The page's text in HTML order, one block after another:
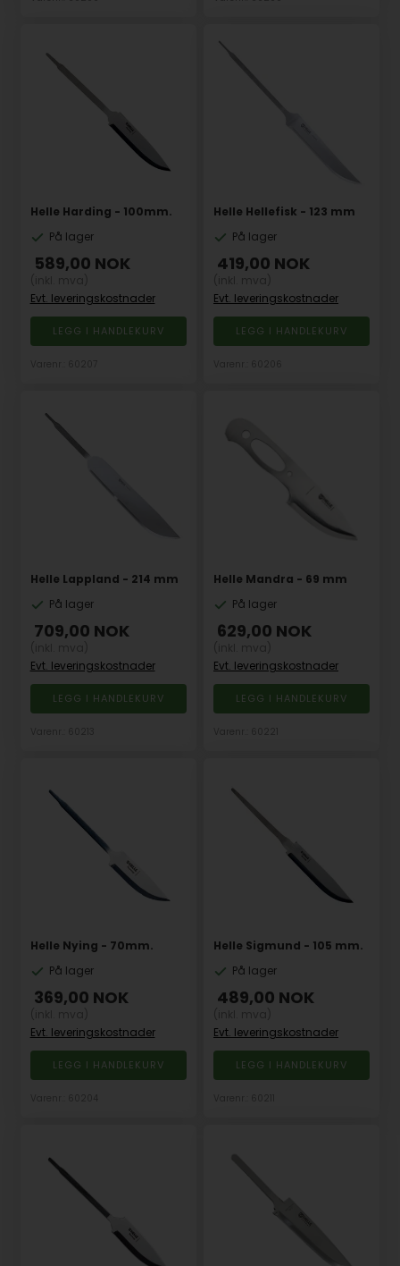
Helle Harding - 100mm.
På lager
589,00 NOK
Evt. leveringskostnader
Helle Hellefisk - 123 mm
På lager
419,00 NOK
Evt. leveringskostnader
Helle Lappland - 214 mm
På lager
709,00 NOK
Evt. leveringskostnader
Helle Mandra - 69 mm
På lager
629,00 NOK
Evt. leveringskostnader
Helle Nying - 70mm.
På lager
369,00 NOK
Evt. leveringskostnader
Helle Sigmund - 105 mm.
På lager
489,00 NOK
Evt. leveringskostnader